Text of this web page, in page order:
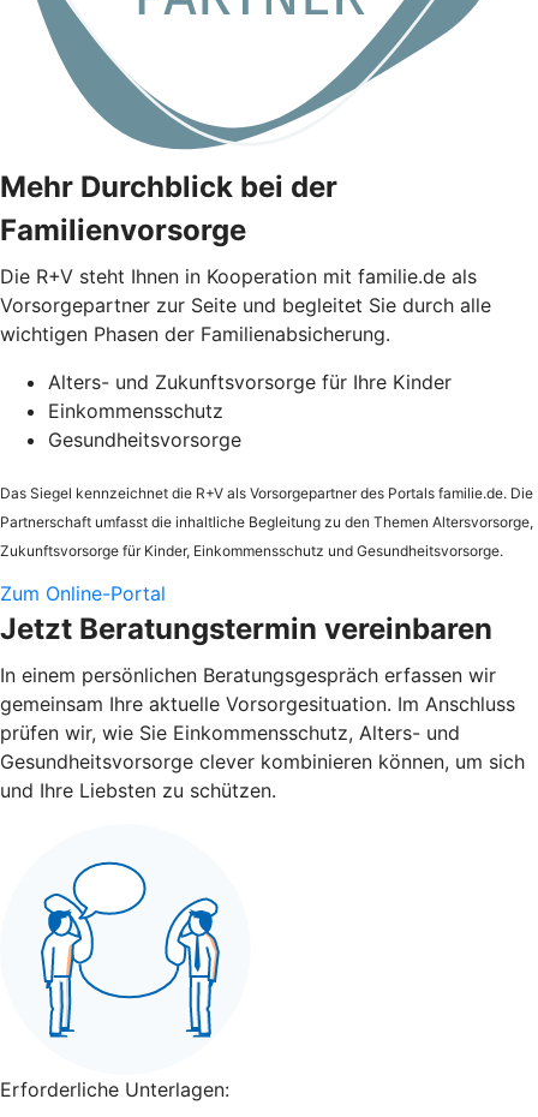
Mehr Durchblick bei der
Familienvorsorge
Die R+V steht Ihnen in Kooperation mit familie.de als
Vorsorgepartner zur Seite und begleitet Sie durch alle
wichtigen Phasen der Familienabsicherung.
Alters- und Zukunftsvorsorge für Ihre Kinder
Einkommensschutz
Gesundheitsvorsorge
Das Siegel kennzeichnet die R+V als Vorsorgepartner des Portals familie.de. Die
Partnerschaft umfasst die inhaltliche Begleitung zu den Themen Altersvorsorge,
Zukunftsvorsorge für Kinder, Einkommensschutz und Gesundheitsvorsorge.
Zum Online-Portal
Jetzt Beratungstermin vereinbaren
In einem persönlichen Beratungsgespräch erfassen wir
gemeinsam Ihre aktuelle Vorsorgesituation. Im Anschluss
prüfen wir, wie Sie Einkommensschutz, Alters- und
Gesundheitsvorsorge clever kombinieren können, um sich
und Ihre Liebsten zu schützen.
Erforderliche Unterlagen: